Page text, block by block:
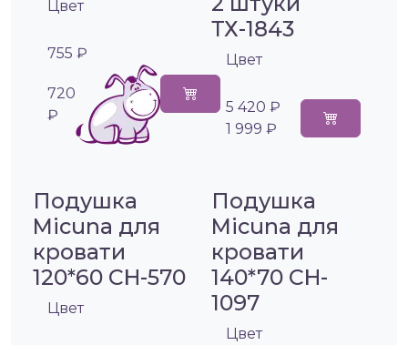
Цвет
755 ₽
720
₽
ТХ-1843
Цвет
5 420 ₽
1 999 ₽
Подушка
Micuna для
кровати
120*60 CH-570
Цвет
Подушка
Micuna для
кровати
140*70 CH-
1097
Цвет